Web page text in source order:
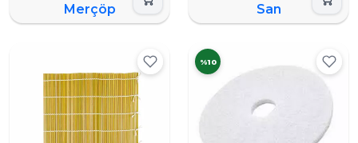
Merçöp San
%10